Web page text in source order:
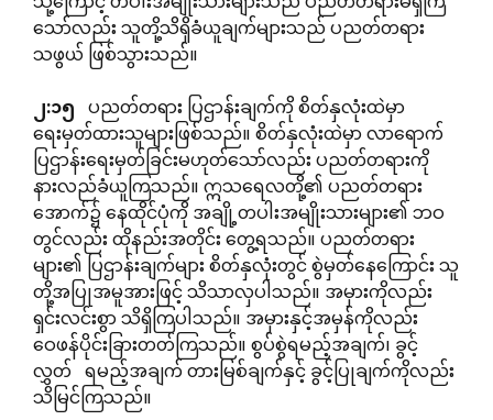
သော်လည်း သူတို့သိရှိခံယူချက်များသည် ပညတ်တရား
သဖွယ် ဖြစ်သွားသည်။
၂:၁၅ ပညတ်တရား ပြဌာန်းချက်ကို စိတ်နှလုံးထဲမှာ
ရေးမှတ်ထားသူများဖြစ်သည်။ စိတ်နှလုံးထဲမှာ လာရောက်
ပြဌာန်းရေးမှတ်ခြင်းမဟုတ်သော်လည်း ပညတ်တရားကို
နားလည်ခံယူကြသည်။ ဣသရေလတို့၏ ပညတ်တရား
အောက်၌ နေထိုင်ပုံကို အချို့တပါးအမျိုးသားများ၏ ဘဝ
တွင်လည်း ထိုနည်းအတိုင်း တွေ့ရသည်။ ပညတ်တရား
များ၏ ပြဌာန်းချက်များ စိတ်နှလုံးတွင် စွဲမှတ်နေကြောင်း သူ
တို့အပြုအမူအားဖြင့် သိသာလှပါသည်။ အမှားကိုလည်း
ရှင်းလင်းစွာ သိရှိကြပါသည်။ အမှားနှင့်အမှန်ကိုလည်း
ဝေဖန်ပိုင်းခြားတတ်ကြသည်။ စွပ်စွဲရမည့်အချက်၊ ခွင့်
လွှတ် ရမည့်အချက် တားမြစ်ချက်နှင့် ခွင့်ပြုချက်ကိုလည်း
သိမြင်ကြသည်။